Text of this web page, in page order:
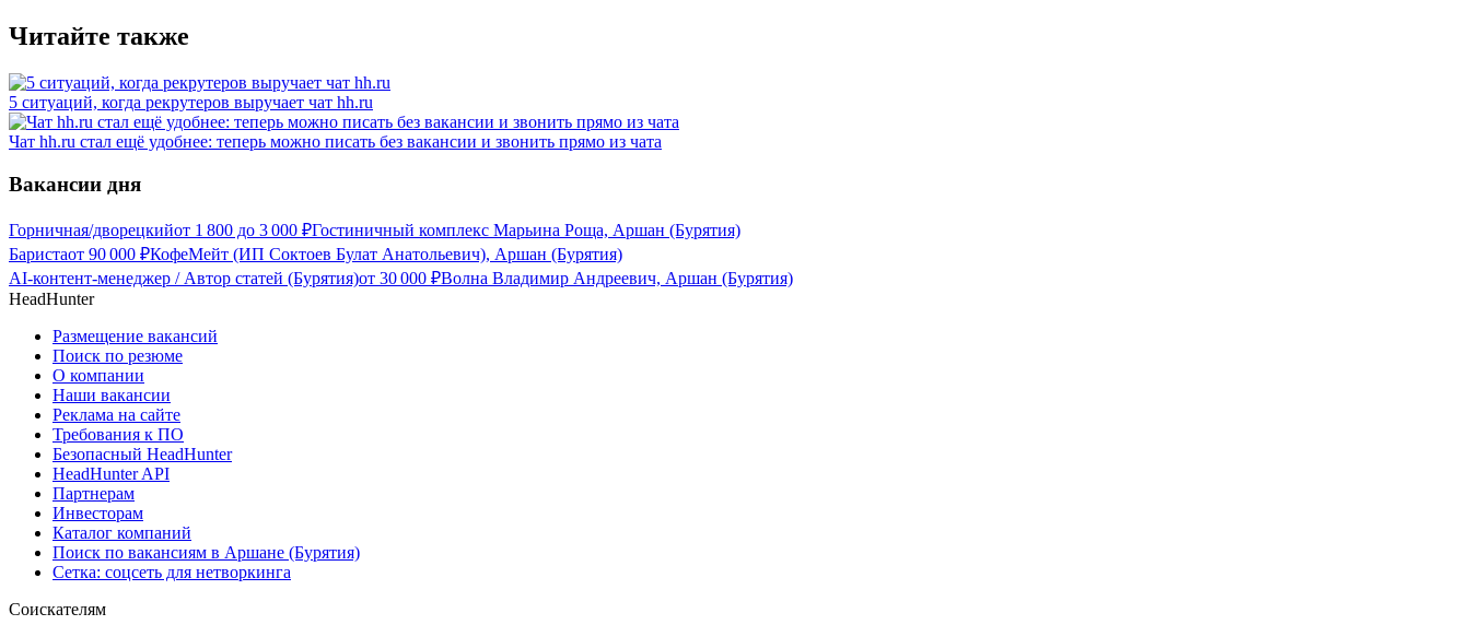
Читайте также
5 ситуаций, когда рекрутеров выручает чат hh.ru
Чат hh.ru стал ещё удобнее: теперь можно писать без вакансии и звонить прямо из чата
Вакансии дня
Горничная/дворецкийот 1 800 до 3 000 ₽Гостиничный комплекс Марьина Роща, Аршан (Бурятия)
Баристаот 90 000 ₽КофеМейт (ИП Соктоев Булат Анатольевич), Аршан (Бурятия)
AI-контент-менеджер / Автор статей (Бурятия)от 30 000 ₽Волна Владимир Андреевич, Аршан (Бурятия)
HeadHunter
Размещение вакансий
Поиск по резюме
О компании
Наши вакансии
Реклама на сайте
Требования к ПО
Безопасный HeadHunter
HeadHunter API
Партнерам
Инвесторам
Каталог компаний
Поиск по вакансиям в Аршане (Бурятия)
Сетка: соцсеть для нетворкинга
Соискателям